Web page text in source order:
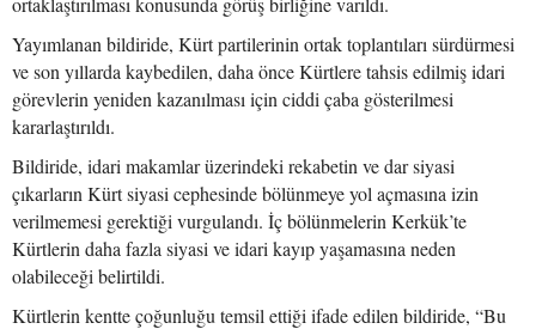
Yayımlanan bildiride, Kürt partilerinin ortak toplantıları sürdürmesi
ve son yıllarda kaybedilen, daha önce Kürtlere tahsis edilmiş idari
görevlerin yeniden kazanılması için ciddi çaba gösterilmesi
kararlaştırıldı.
Bildiride, idari makamlar üzerindeki rekabetin ve dar siyasi
çıkarların Kürt siyasi cephesinde bölünmeye yol açmasına izin
verilmemesi gerektiği vurgulandı. İç bölünmelerin Kerkük’te
Kürtlerin daha fazla siyasi ve idari kayıp yaşamasına neden
olabileceği belirtildi.
Kürtlerin kentte çoğunluğu temsil ettiği ifade edilen bildiride, “Bu